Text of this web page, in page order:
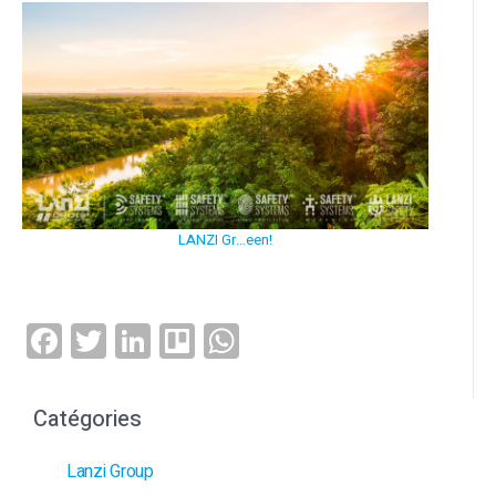
LANZI Gr…een!
Facebook
Twitter
LinkedIn
Trello
Catégories
Lanzi Group